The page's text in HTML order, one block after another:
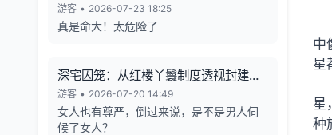
记》的原型
游客 • 2026-07-23 18:25
真是命大！太危险了
深宅囚笼：从红楼丫鬟制度透视封建女
性的生存异化与人格消解
游客 • 2026-07-20 14:49
女人也有尊严，倒过来说，是不是男人伺
候了女人？
中
星
星
种